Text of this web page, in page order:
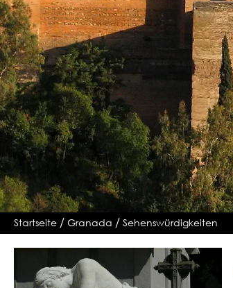
Startseite /Granada /Sehenswürdigkeiten